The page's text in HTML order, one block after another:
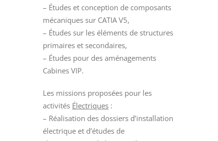
– Études et conception de composants
mécaniques sur CATIA V5,
– Études sur les éléments de structures
primaires et secondaires,
– Études pour des aménagements
Cabines VIP.
Les missions proposées pour les
activités Électriques :
– Réalisation des dossiers d’installation
électrique et d’études de